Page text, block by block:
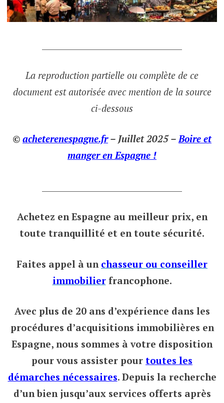
La reproduction partielle ou complète de ce
document est autorisée avec mention de la source
ci-dessous
© acheterenespagne.fr – Juillet 2025 –Boire et
manger en Espagne !
Achetez en Espagne au meilleur prix, en
toute tranquillité et en toute sécurité.
Faites appel à un chasseur ou conseiller
immobilierfrancophone.
Avec plus de 20 ans d’expérience dans les
procédures d’acquisitions immobilières en
Espagne, nous sommes à votre disposition
pour vous assister pour toutes les
démarches nécessaires. Depuis la recherche
d’un bien jusqu’aux services offerts après